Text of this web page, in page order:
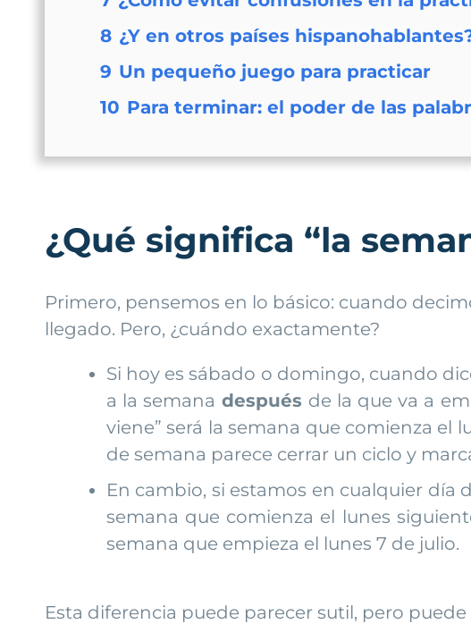
8 ¿Y en otros países
9 Un pequeño juego para practicar
10 Para terminar: el poder de las
¿Qué significa “la
Primero, pensemos en lo básico: cuando
llegado. Pero, ¿cuándo exactamente?
Si hoy es sábado o domingo, cuando
a la semana después de la que va a
viene” será la semana que comienza el
de semana parece cerrar un ciclo y
En cambio, si estamos en cualquier día
semana que comienza el lunes
semana que empieza el lunes 7 de julio.
Esta diferencia puede parecer sutil, pero